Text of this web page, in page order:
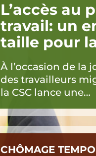
CHÔMAGE
L’accès au
travail: un
taille pour
À l’occasion de la
des travailleurs
la CSC lance une…